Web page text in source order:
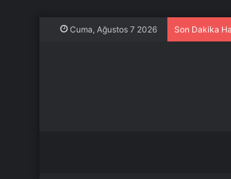
Cuma, Ağustos 7 2026 Son Dakika